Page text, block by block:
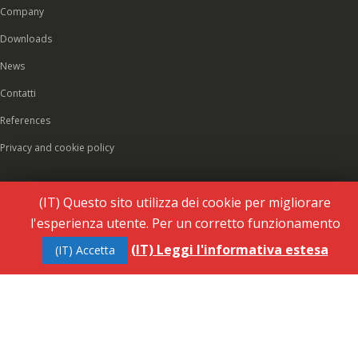
Company
Downloads
News
Contatti
References
Privacy and cookie policy
(IT) Questo sito utilizza dei cookie per migliorare
l'esperienza utente. Per un corretto funzionamento
(IT) Accetta (IT) Leggi l'informativa estesa